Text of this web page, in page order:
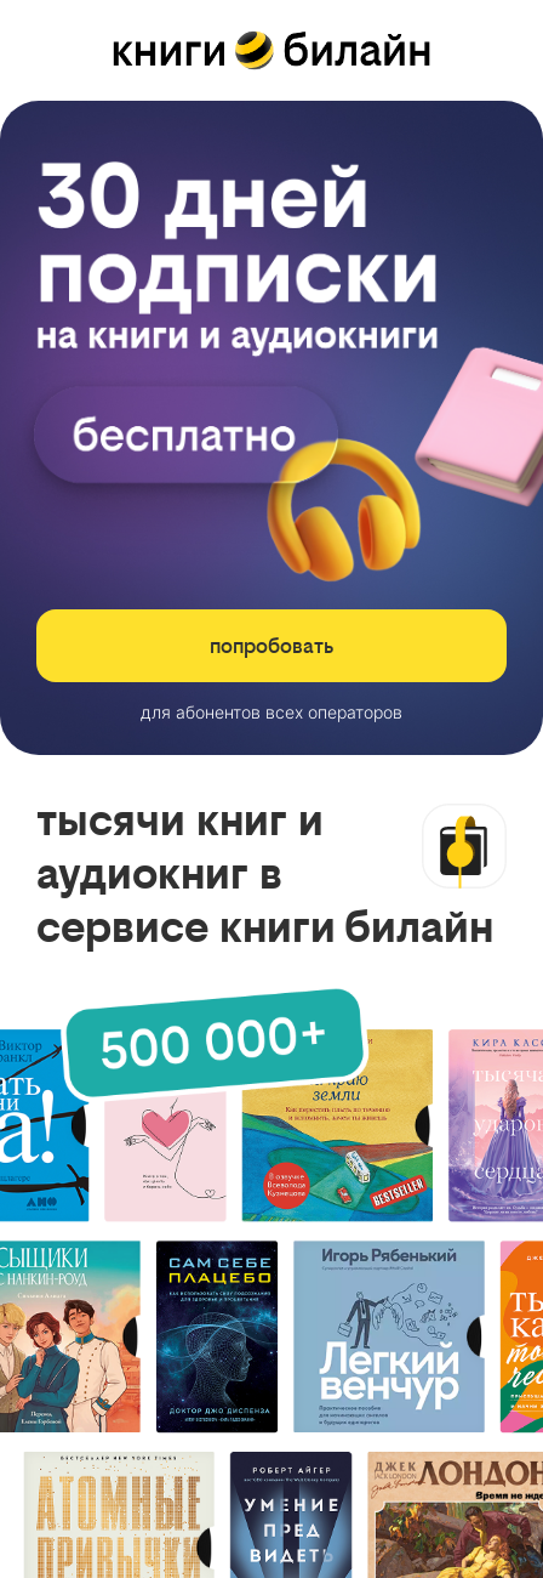
попробовать
для абонентов всех операторов
тысячи книг и
аудиокниг в
сервисе книги билайн